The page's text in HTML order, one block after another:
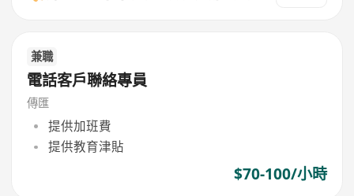
兼職
電話客戶聯絡專員
傳匯
提供加班費
提供教育津貼
$70-100/小時